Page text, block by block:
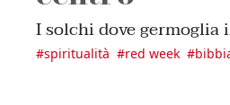
I solchi dove germoglia
#spiritualità #red week #